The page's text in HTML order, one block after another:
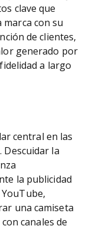
clave que
con su
de clientes,
generado por
a largo
central en las
Descuidar la
la publicidad
una camiseta
canales de